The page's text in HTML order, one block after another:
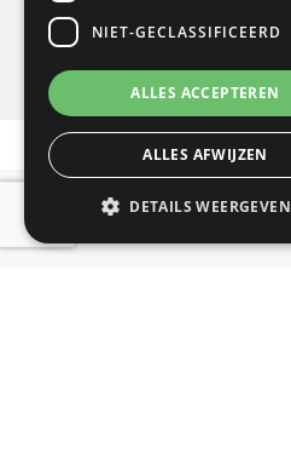
Contact info
NIET-GECLASSIFICEERD
ALLES ACCEPTEREN
ALLES AFWIJZEN
DETAILS WEERGEVEN